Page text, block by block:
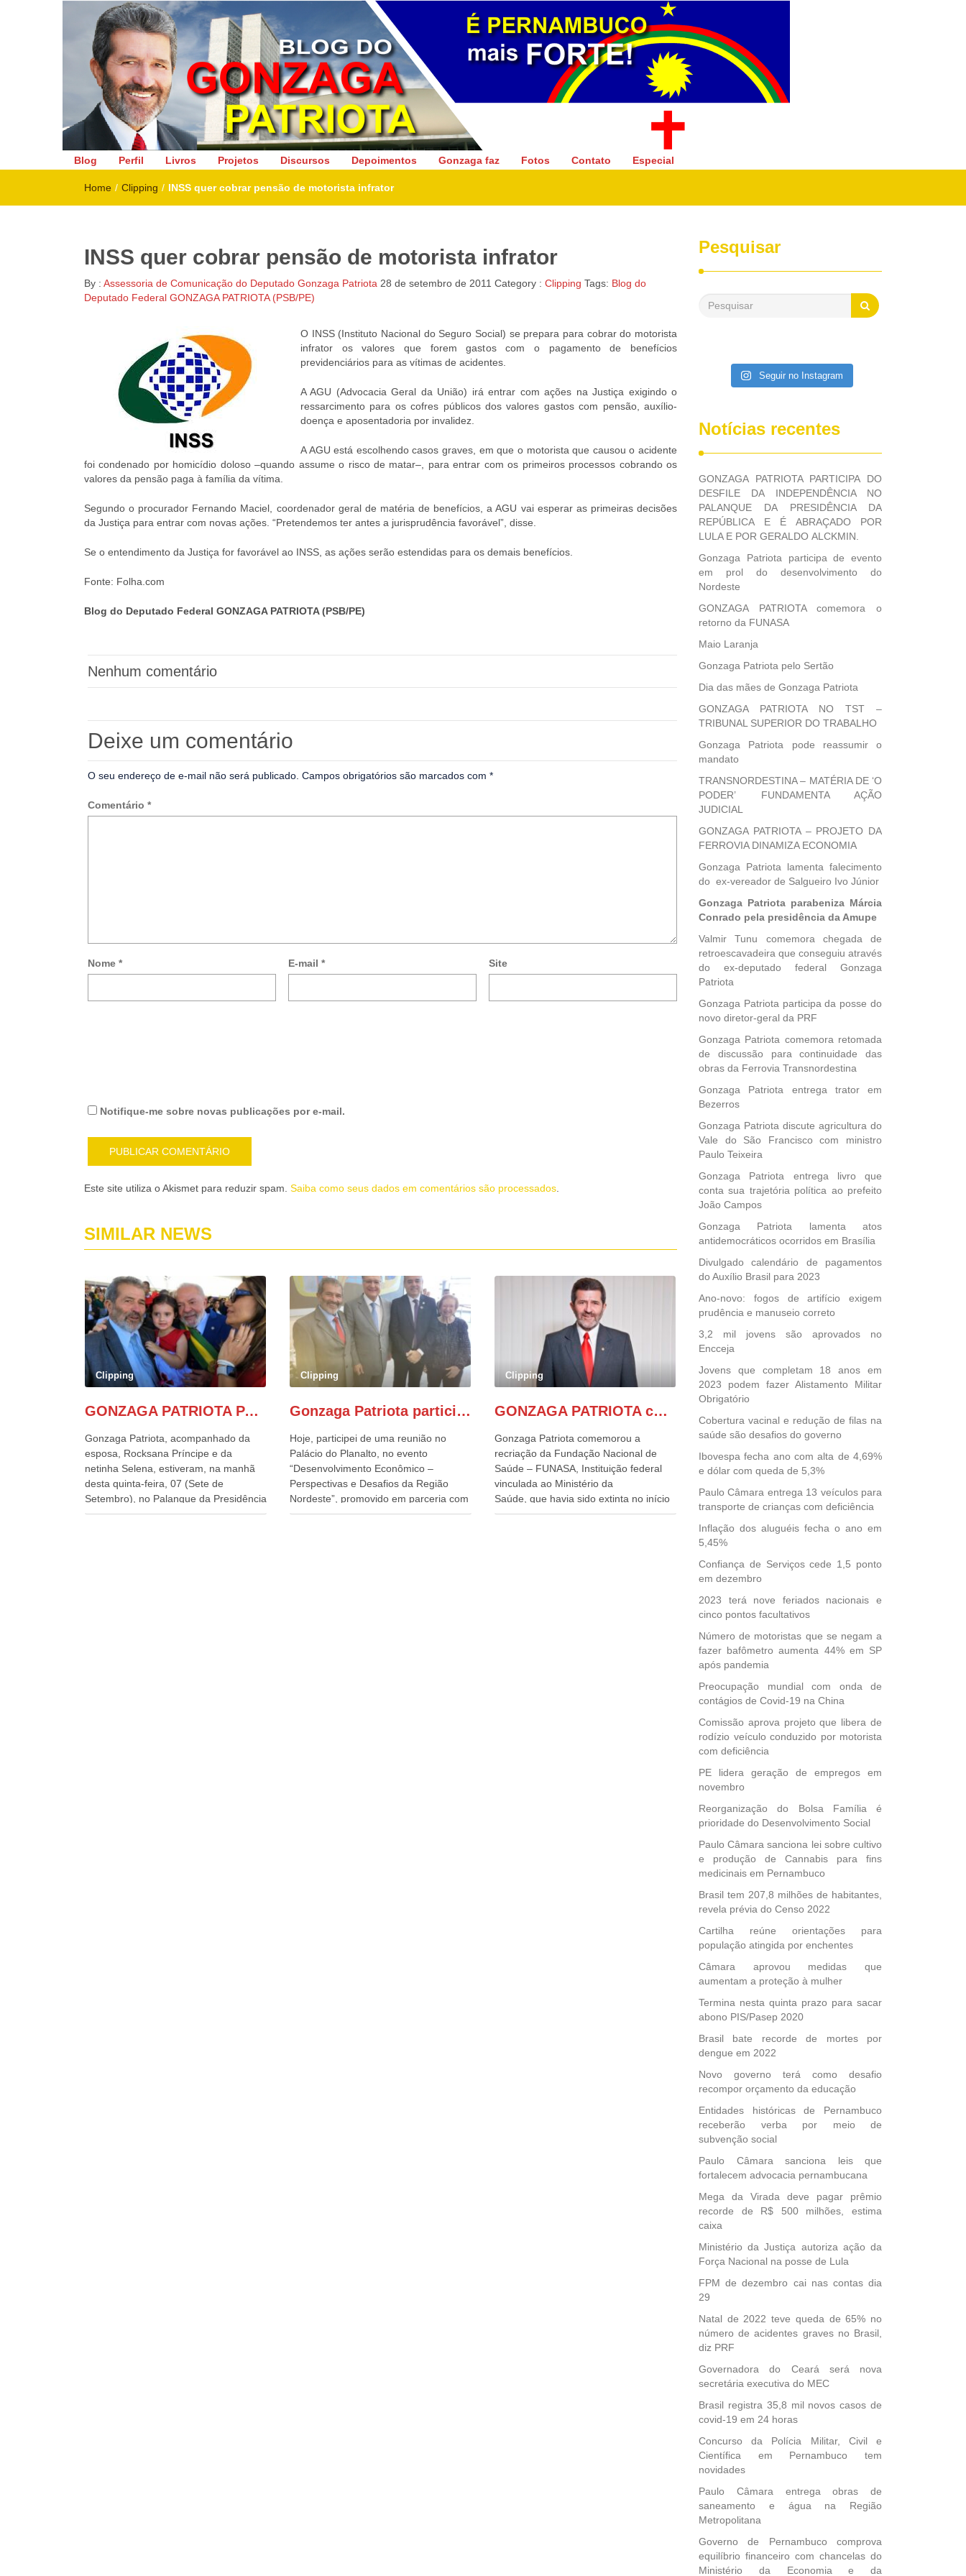
Gonzaga Patriota
Deputado Federal
Blog Perfil Livros Projetos Discursos Depoimentos Gonzaga faz Fotos Contato Especial
Home / Clipping / INSS quer cobrar pensão de motorista infrator
INSS quer cobrar pensão de motorista infrator
By : Assessoria de Comunicação do Deputado Gonzaga Patriota 28 de setembro de 2011 Category : Clipping Tags: Blog do
Deputado Federal GONZAGA PATRIOTA (PSB/PE)
O INSS (Instituto Nacional do Seguro Social) se prepara para cobrar do motorista
infrator os valores que forem gastos com o pagamento de benefícios
previdenciários para as vítimas de acidentes.
A AGU (Advocacia Geral da União) irá entrar com ações na Justiça exigindo o
ressarcimento para os cofres públicos dos valores gastos com pensão, auxílio-
doença e aposentadoria por invalidez.
A AGU está escolhendo casos graves, em que o motorista que causou o acidente
foi condenado por homicídio doloso –quando assume o risco de matar–, para entrar com os primeiros processos cobrando os
valores da pensão paga à família da vítima.
Segundo o procurador Fernando Maciel, coordenador geral de matéria de benefícios, a AGU vai esperar as primeiras decisões
da Justiça para entrar com novas ações. “Pretendemos ter antes a jurisprudência favorável”, disse.
Se o entendimento da Justiça for favorável ao INSS, as ações serão estendidas para os demais benefícios.
Fonte: Folha.com
Blog do Deputado Federal GONZAGA PATRIOTA (PSB/PE)
Nenhum comentário
Deixe um comentário
O seu endereço de e-mail não será publicado. Campos obrigatórios são marcados com *
Comentário *
Nome * E-mail *
Site
Notifique-
sobre
novos
comentários
Notifique-me sobre novas publicações por e-mail.
Este site utiliza o Akismet para reduzir spam. Saiba como seus dados em comentários são processados
SIMILAR NEWS
Clipping
GONZAGA PATRIOTA PARTICIPA DO DESFILE DA INDEPENDÊNCIA NO PALANQUE DA PRESIDÊNCIA DA REPÚBLICA E É ABRAÇADO POR LULA E POR GERALDO ALCKMIN.
Gonzaga Patriota, acompanhado da
esposa, Rocksana Príncipe e da
netinha Selena, estiveram, na manhã
desta quinta-feira, 07 (Sete de
Setembro), no Palanque da Presidência
da República, onde foram abraçados
Clipping
Gonzaga Patriota participa de evento em prol do desenvolvimento do Nordeste
Hoje, participei de uma reunião no
Palácio do Planalto, no evento
“Desenvolvimento Econômico –
Perspectivas e Desafios da Região
Nordeste”, promovido em parceria com
o Consórcio Nordeste. Na pauta do
Clipping
GONZAGA PATRIOTA comemora o retorno da FUNASA
Gonzaga Patriota comemorou a
recriação da Fundação Nacional de
Saúde – FUNASA, Instituição federal
vinculada ao Ministério da
Saúde, que havia sido extinta no início
do terceiro governo do
Pesquisar
Seguir no Instagram
Notícias recentes
GONZAGA PATRIOTA PARTICIPA DO
DESFILE DA INDEPENDÊNCIA NO
PALANQUE DA PRESIDÊNCIA DA
REPÚBLICA E É ABRAÇADO POR
LULA E POR GERALDO ALCKMIN.
Gonzaga Patriota participa de evento
em prol do desenvolvimento do
Nordeste
GONZAGA PATRIOTA comemora o
retorno da FUNASA
Maio Laranja
Gonzaga Patriota pelo Sertão
Dia das mães de Gonzaga Patriota
GONZAGA PATRIOTA NO TST –
TRIBUNAL SUPERIOR DO TRABALHO
Gonzaga Patriota pode reassumir o
mandato
TRANSNORDESTINA – MATÉRIA DE ‘O
PODER’ FUNDAMENTA AÇÃO
JUDICIAL
GONZAGA PATRIOTA – PROJETO DA
FERROVIA DINAMIZA ECONOMIA
Gonzaga Patriota lamenta falecimento
do ex-vereador de Salgueiro Ivo Júnior
Gonzaga Patriota parabeniza Márcia
Conrado pela presidência da Amupe
Valmir Tunu comemora chegada de
retroescavadeira que conseguiu através
do ex-deputado federal Gonzaga
Patriota
Gonzaga Patriota participa da posse do
novo diretor-geral da PRF
Gonzaga Patriota comemora retomada
de discussão para continuidade das
obras da Ferrovia Transnordestina
Gonzaga Patriota entrega trator em
Bezerros
Gonzaga Patriota discute agricultura do
Vale do São Francisco com ministro
Paulo Teixeira
Gonzaga Patriota entrega livro que
conta sua trajetória política ao prefeito
João Campos
Gonzaga Patriota lamenta atos
antidemocráticos ocorridos em Brasília
Divulgado calendário de pagamentos
do Auxílio Brasil para 2023
Ano-novo: fogos de artifício exigem
prudência e manuseio correto
3,2 mil jovens são aprovados no
Encceja
Jovens que completam 18 anos em
2023 podem fazer Alistamento Militar
Obrigatório
Cobertura vacinal e redução de filas na
saúde são desafios do governo
Ibovespa fecha ano com alta de 4,69%
e dólar com queda de 5,3%
Paulo Câmara entrega 13 veículos para
transporte de crianças com deficiência
Inflação dos aluguéis fecha o ano em
5,45%
Confiança de Serviços cede 1,5 ponto
em dezembro
2023 terá nove feriados nacionais e
cinco pontos facultativos
Número de motoristas que se negam a
fazer bafômetro aumenta 44% em SP
após pandemia
Preocupação mundial com onda de
contágios de Covid-19 na China
Comissão aprova projeto que libera de
rodízio veículo conduzido por motorista
com deficiência
PE lidera geração de empregos em
novembro
Reorganização do Bolsa Família é
prioridade do Desenvolvimento Social
Paulo Câmara sanciona lei sobre cultivo
e produção de Cannabis para fins
medicinais em Pernambuco
Brasil tem 207,8 milhões de habitantes,
revela prévia do Censo 2022
Cartilha reúne orientações para
população atingida por enchentes
Câmara aprovou medidas que
aumentam a proteção à mulher
Termina nesta quinta prazo para sacar
abono PIS/Pasep 2020
Brasil bate recorde de mortes por
dengue em 2022
Novo governo terá como desafio
recompor orçamento da educação
Entidades históricas de Pernambuco
receberão verba por meio de
subvenção social
Paulo Câmara sanciona leis que
fortalecem advocacia pernambucana
Mega da Virada deve pagar prêmio
recorde de R$ 500 milhões, estima
caixa
Ministério da Justiça autoriza ação da
Força Nacional na posse de Lula
FPM de dezembro cai nas contas dia
29
Natal de 2022 teve queda de 65% no
número de acidentes graves no Brasil,
diz PRF
Governadora do Ceará será nova
secretária executiva do MEC
Brasil registra 35,8 mil novos casos de
covid-19 em 24 horas
Concurso da Polícia Militar, Civil e
Científica em Pernambuco tem
novidades
Paulo Câmara entrega obras de
saneamento e água na Região
Metropolitana
Governo de Pernambuco comprova
equilíbrio financeiro com chancelas do
Ministério da Economia e da